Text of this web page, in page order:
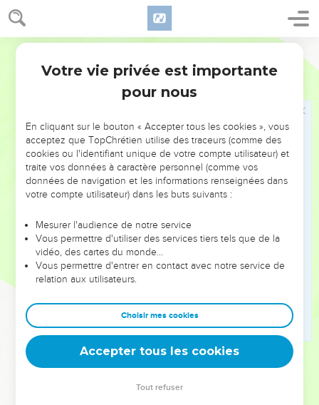
Josué 13
Génézareth.
28 Tel était le patrimoine réparti entre les familles de Gad
dépendaient.
Enfin Moïse avait donné sa part à la demi-tribu de
Leur territoire comprenait, à partir de Mahanaïm, le Basan,
tout le royaume de Og, le roi du Basan, ainsi que les soixante
bourgs de Yaïr en Basan.
La moitié du pays de Galaad, Achtaroth et Edréi, les
aux descendants de Makir, fils de Manassé, à la moitié
d’entre eux, réparties entre leurs familles.
Telle fut la répartition faite par Moïse, lorsqu’il se trouvait
dans les plaines de Moab, du côté oriental du Jourdain, en
Il n’attribua pas de patrimoine à la tribu de Lévi. L’Eternel,
le Dieu d’Israël, est lui-même leur patrimoine, comme il le
leur a dit.
La Bible Du Semeur Copyright © 1992, 1999 by Biblica, Inc.® Used by permission.
Votre vie privée est importante
pour nous
En cliquant sur le bouton « Accepter tous les cookies », vous
acceptez que TopChrétien utilise des traceurs (comme des
cookies ou l'identifiant unique de votre compte utilisateur) et
traite vos données à caractère personnel (comme vos
données de navigation et les informations renseignées dans
votre compte utilisateur) dans les buts suivants :
Mesurer l'audience de notre service
Vous permettre d'utiliser des services tiers tels que de la
vidéo, des cartes du monde…
Vous permettre d'entrer en contact avec notre service de
relation aux utilisateurs.
Choisir mes cookies
Accepter tous les cookies
Tout refuser